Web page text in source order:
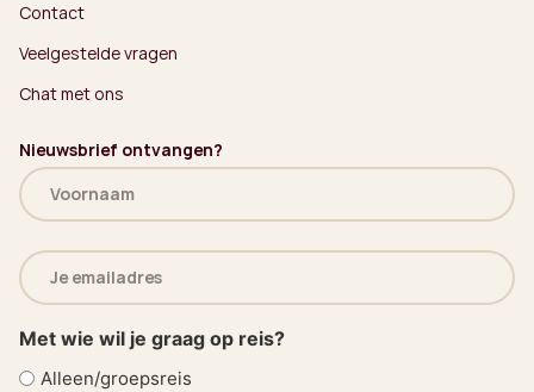
Contact
Veelgestelde vragen
Chat met ons
Nieuwsbrief ontvangen?
Naam
(Vereist)
E-
mailadres
(Vereist)
Met wie wil je graag op reis?
Alleen/groepsreis